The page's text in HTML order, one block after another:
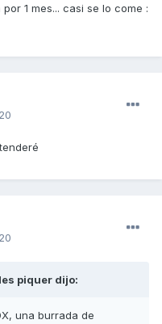
bmw F900R y en
de tmax hay que tener
1 mes... casi se lo come :
piquer dijo:
una burrada de